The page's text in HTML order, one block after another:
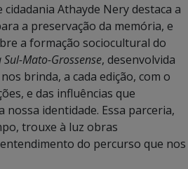
Athayde Nery destaca a
a preservação da memória, e
a formação sociocultural do
Mato-Grossense, desenvolvida
brinda, a cada edição, com o
e das influências que
nossa identidade. Essa parceria,
trouxe à luz obras
do percurso que nos